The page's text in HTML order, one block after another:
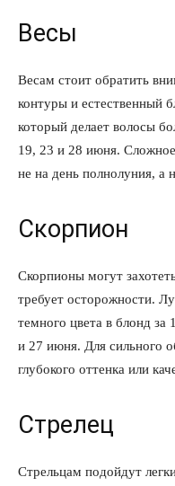
Связаться с нами
Отказ от ответственности
Весы
Весам стоит обратить
контуры и естественный
который делает волосы
19, 23 и 28 июня.
не на день полнолуния, а
Скорпион
Скорпионы могут
требует осторожности.
темного цвета в блонд
и 27 июня. Для сильного
глубокого оттенка или
Стрелец
Стрельцам подойдут